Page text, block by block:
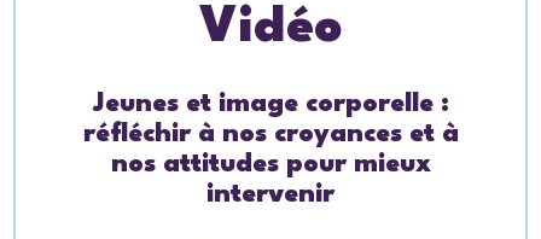
Vidéo
Jeunes et image corporelle :
réfléchir à nos croyances et à
nos attitudes pour mieux
intervenir